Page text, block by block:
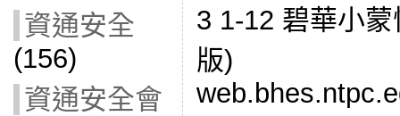
資通安全
(156)
資通安全會
3 1-12 碧華小
版)